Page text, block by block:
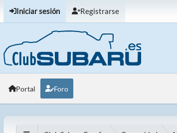
Iniciar sesión Registrarse
Portal Foro